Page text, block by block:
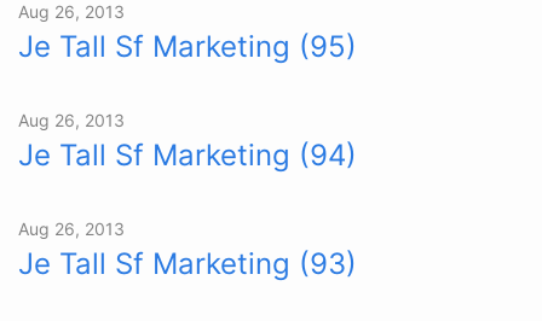
Aug 26, 2013
Je Tall Sf Marketing (95)
Aug 26, 2013
Je Tall Sf Marketing (94)
Aug 26, 2013
Je Tall Sf Marketing (93)